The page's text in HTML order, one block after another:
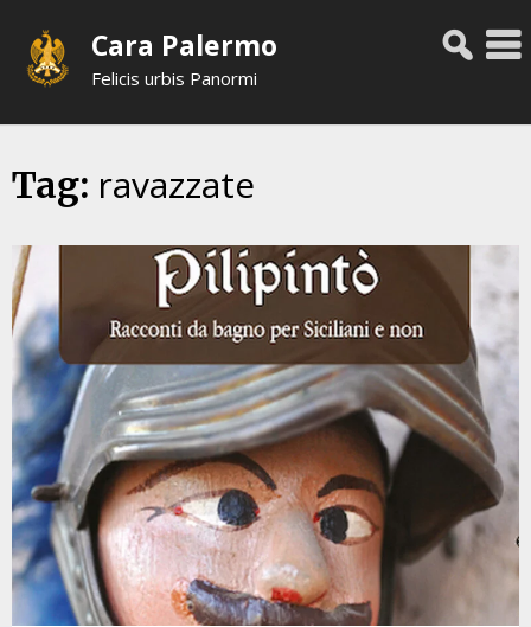
content
Cara Palermo
Felicis urbis Panormi
Tag: ravazzate